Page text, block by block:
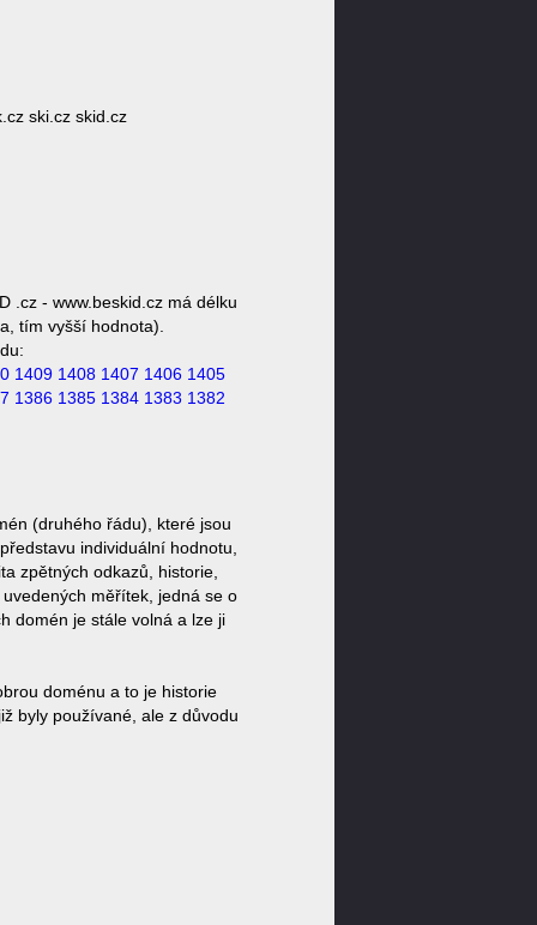
ski.cz skid.cz
.cz - www.beskid.cz má délku
tím vyšší hodnota).
1409 1408 1407 1406 1405
1386 1385 1384 1383 1382
(druhého řádu), které jsou
individuální hodnotu,
zpětných odkazů, historie,
měřítek, jedná se o
domén je stále volná a lze ji
doménu a to je historie
byly používané, ale z důvodu